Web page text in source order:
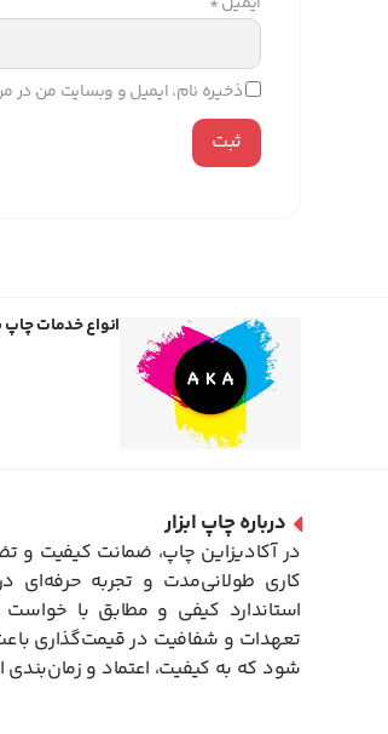
ذخیره نام، ایمیل و وبسایت من در
انواع خدمات چاپ
درباره چاپ ابزار
در آکادیزاین چاپ، ضمانت کیفیت و
کاری طولانی‌مدت و تجربه حرفه‌ای
استاندارد کیفی و مطابق با
تعهدات و شفافیت در قیمت‌گذاری
شود که به کیفیت، اعتماد و